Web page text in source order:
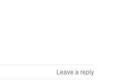
Leave a reply